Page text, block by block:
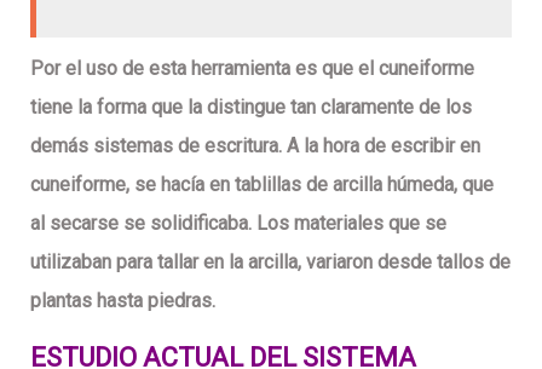
Por el uso de esta herramienta es que el cuneiforme
tiene la forma que la distingue tan claramente de los
demás sistemas de escritura. A la hora de escribir en
cuneiforme, se hacía en tablillas de arcilla húmeda, que
al secarse se solidificaba. Los materiales que se
utilizaban para tallar en la arcilla, variaron desde tallos de
plantas hasta piedras.
ESTUDIO ACTUAL DEL SISTEMA